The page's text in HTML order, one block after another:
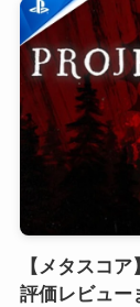
【メタスコ
評価レビュー